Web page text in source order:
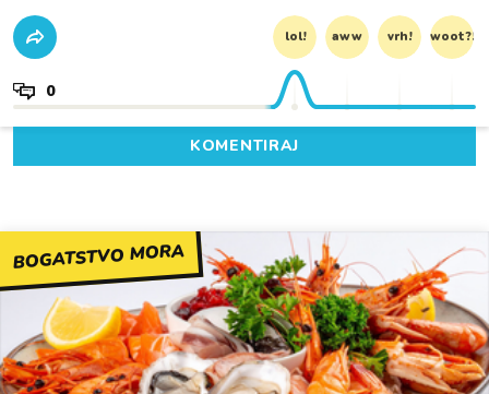
lol! aww vrh! woot?!
0
KOMENTIRAJ
BOGATSTVO MORA